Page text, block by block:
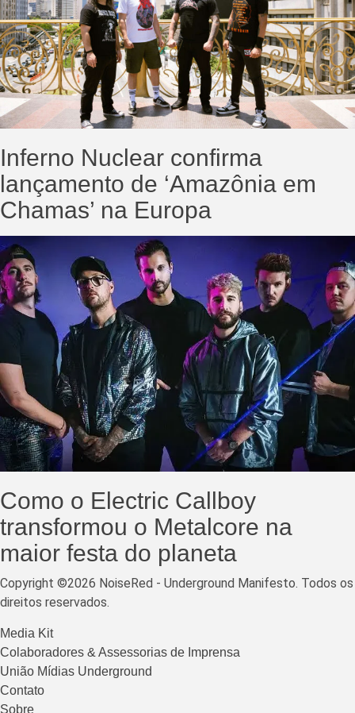
Inferno Nuclear confirma
lançamento de ‘Amazônia em
Chamas’ na Europa
Como o Electric Callboy
transformou o Metalcore na
maior festa do planeta
Copyright ©2026 NoiseRed - Underground Manifesto. Todos os
direitos reservados.
Media Kit
Colaboradores & Assessorias de Imprensa
União Mídias Underground
Contato
Sobre